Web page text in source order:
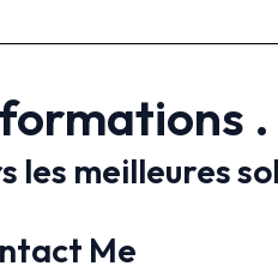
.
les meilleures
Me